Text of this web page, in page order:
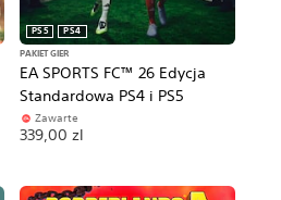
EA SPORTS FC™ 26 Edycja
Standardowa PS4 i PS5
PS5
PS4
PAKIET GIER
Zawarte
339,00 zl